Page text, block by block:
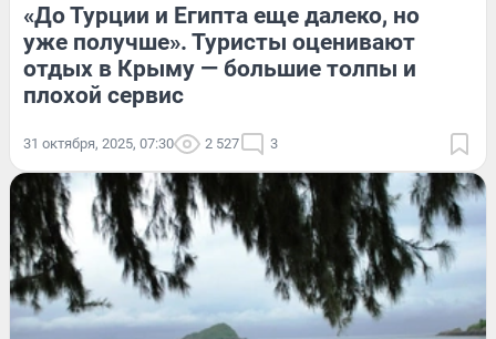
«До Турции и Египта еще далеко, но
уже получше». Туристы оценивают
отдых в Крыму — большие толпы и
плохой сервис
31 октября, 2025, 07:30 2 527 3